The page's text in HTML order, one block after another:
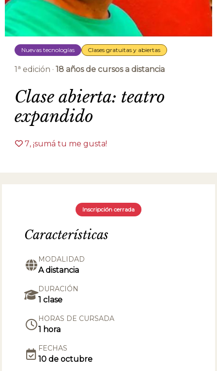
Nuevas tecnologías Clases gratuitas y abiertas
1 a edición · 18 años de cursos a distancia
Clase abierta: teatro
expandido
7, ¡sumá tu me gusta!
Inscripción cerrada
Características
MODALIDAD
A distancia
DURACIÓN
1 clase
HORAS DE CURSADA
1 hora
FECHAS
10 de octubre